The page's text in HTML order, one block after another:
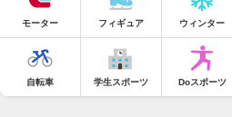
モーター フィギュア ウィンター
自転車 学生スポーツ Doスポーツ